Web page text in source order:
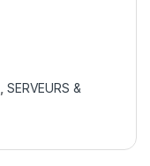
, SERVEURS &